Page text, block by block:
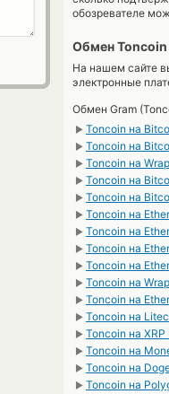
обозревателе
Обмен Toncoin
На нашем сайте
электронные
Обмен Gram
► Toncoin на
► Toncoin на
► Toncoin на
► Toncoin на
► Toncoin на
► Toncoin на
► Toncoin на
► Toncoin на
► Toncoin на
► Toncoin на
► Toncoin на
► Toncoin на
► Toncoin на XRP
► Toncoin на
► Toncoin на
► Toncoin на